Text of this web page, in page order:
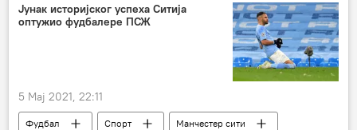
Јунак историјског успеха Ситија
оптужио фудбалере ПСЖ
5 Мај 2021, 22:11
Фудбал Спорт
Манчестер сити